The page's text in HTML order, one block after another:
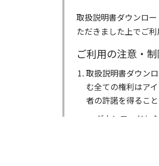
取扱説明書ダウンロ
ただきました上でご利
ご利用の注意・
取扱説明書ダウン
む全ての権利はア
者の許諾を得るこ
ダウンロードし
ダウンロード